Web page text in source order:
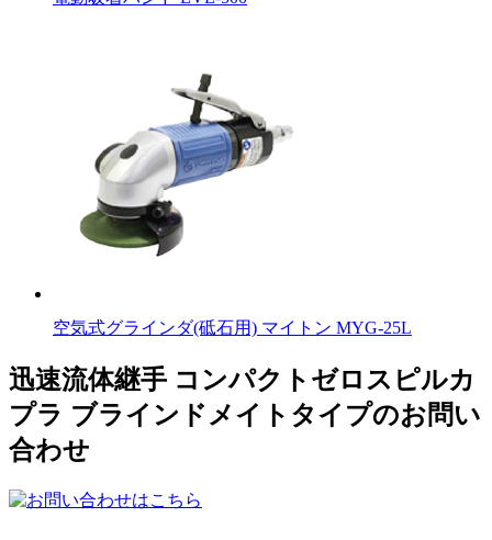
空気式グラインダ(砥石用) マイトン MYG-25L
迅速流体継手 コンパクトゼロスピルカ
プラ ブラインドメイトタイプのお問い
合わせ